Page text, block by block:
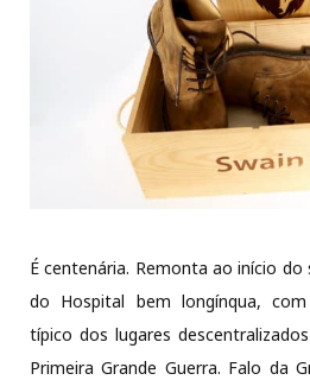
É centenária. Remonta ao início do
do Hospital bem longínqua,
típico dos lugares
Primeira Grande Guerra. Falo da